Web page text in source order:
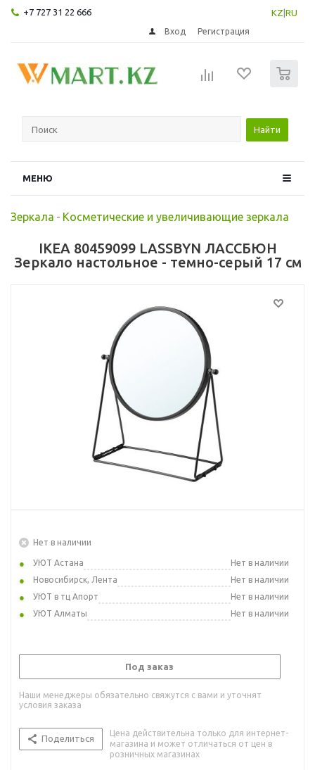
+7 727 31 22 666 KZ RU
Вход Регистрация
Найти
МЕНЮ
Зеркала - Косметические и увеличивающие зеркала
IKEA 80459099 LASSBYN ЛАССБЮН
Зеркало настольное - темно-серый 17 см
Нет в наличии
УЮТ Астана
Нет в наличии
Новосибирск, Лента
Нет в наличии
УЮТ в тц Апорт
Нет в наличии
УЮТ Алматы
Нет в наличии
Под заказ
Наши менеджеры обязательно свяжутся с вами и уточнят
условия заказа
Поделиться
Цена действительна только для интернет-
магазина и может отличаться от цен в
розничных магазинах